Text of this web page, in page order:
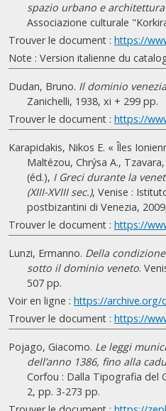
spazio urbano e architettura
Associazione culturale
Trouver le document : https://
Note : Version italienne du
Dudan, Bruno. Il dominio
Zanichelli, 1938, xi + 299 pp.
Trouver le document : https://
Karapidakis, Nikos E. « Îles
Maltézou, Chrýsa A.,
(éd.), I Greci durante la
(XIII-XVIII sec.), Venise :
postbizantini di Venezia,
Trouver le document : https://
Lunzi, Ermanno. Della
sotto il dominio veneto.
507 pp.
Voir en ligne : https://archive.org/
Trouver le document : https://
Pojago, Giacomo. Le leggi
dell’anno 1386, fino alla
Corfou : Dalla Tipografia del
2, pp. 3-273 pp.